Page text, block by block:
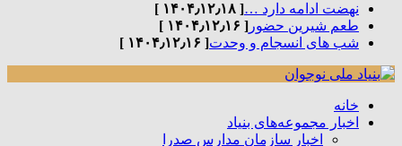
نهضت ادامه دارد …[ ۱۴۰۴٫۱۲٫۱۸ ]
طعم شیرین حضور [ ۱۴۰۴٫۱۲٫۱۶ ]
شب های انسجام و وحدت[ ۱۴۰۴٫۱۲٫۱۶ ]
خانه
اخبار مجموعه‌های بنیاد
اخبار سازمان مدارس صدرا